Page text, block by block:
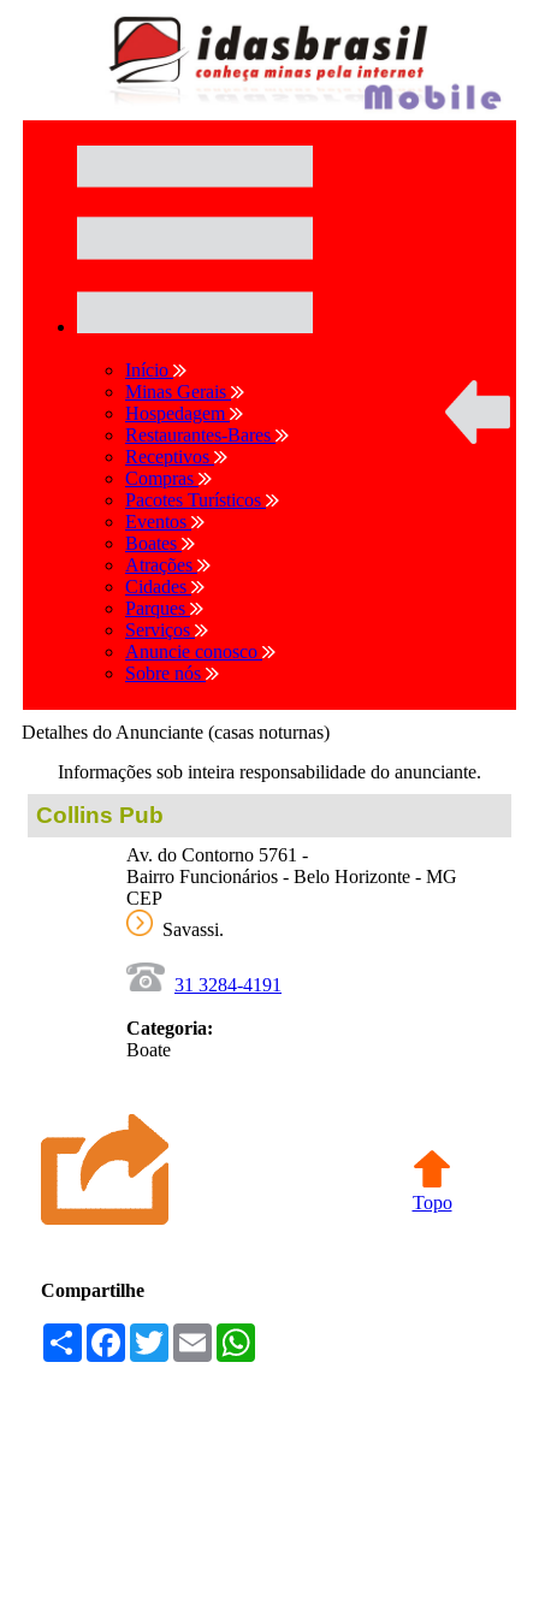
Início
Minas Gerais
Hospedagem
Restaurantes-Bares
Receptivos
Compras
Pacotes Turísticos
Eventos
Boates
Atrações
Cidades
Parques
Serviços
Anuncie conosco
Sobre nós
Detalhes do Anunciante (casas noturnas)
Informações sob inteira responsabilidade do anunciante.
Collins Pub
Av. do Contorno 5761 -
Bairro Funcionários - Belo Horizonte - MG
CEP
Savassi.
31 3284-4191
Categoria:
Boate
Topo
Compartilhe
Compartilhar
Facebook
TwitterEmail